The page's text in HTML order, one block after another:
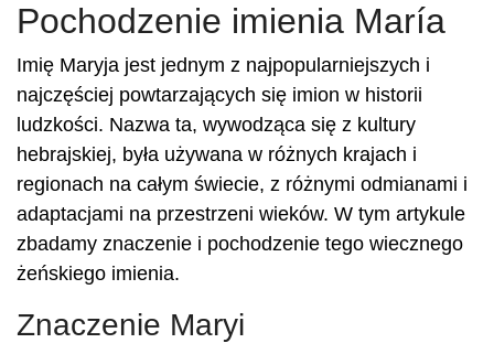
Pochodzenie imienia María
Imię Maryja jest jednym z najpopularniejszych i
najczęściej powtarzających się imion w historii
ludzkości. Nazwa ta, wywodząca się z kultury
hebrajskiej, była używana w różnych krajach i
regionach na całym świecie, z różnymi odmianami i
adaptacjami na przestrzeni wieków. W tym artykule
zbadamy znaczenie i pochodzenie tego wiecznego
żeńskiego imienia.
Znaczenie Maryi